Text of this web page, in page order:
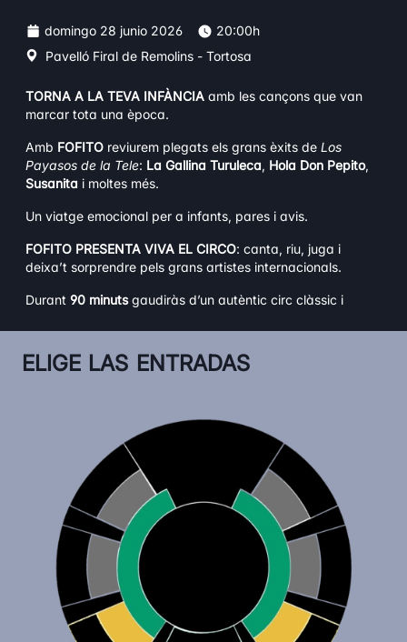
domingo 28 junio 2026
20:00h
Pavelló Firal de Remolins - Tortosa
TORNA A LA TEVA INFÀNCIA amb les cançons que van
marcar tota una època.
Amb FOFITO reviurem plegats els grans èxits de Los
Payasos de la Tele: La Gallina Turuleca, Hola Don Pepito,
Susanita i moltes més.
Un viatge emocional per a infants, pares i avis.
FOFITO PRESENTA VIVA EL CIRCO: canta, riu, juga i
deixa’t sorprendre pels grans artistes internacionals.
Durant 90 minutsgaudiràs d’un autèntic circ clàssic i
Reviu l’esperit del circ com mai abans.
– Malabaristes increïbles
– El gran Marco amb la bicicleta més petita del món
No deixis escapar l’oportunitat de viure una experiència
familiar única, sota la gran carpa blanca climatitzada i en
una de les sales més còmodes d’Europa.
CIRC, MÀGIA I DIVERSIÓ PER A TOTA LA FAMÍLIA
Un espectacle que uneix generacions.
ELIGE LAS ENTRADAS